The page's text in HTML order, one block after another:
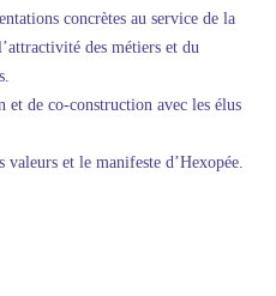
concrètes au service de la
des métiers et du
et de co-construction avec les élus
et le manifeste d’Hexopée.